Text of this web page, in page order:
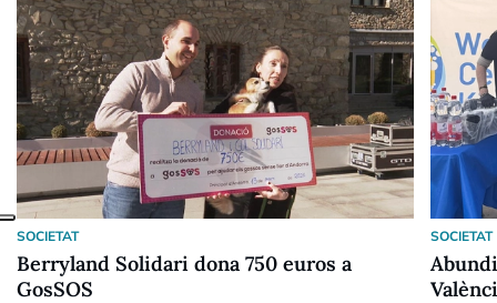
SOCIETAT
Berryland Solidari dona 750 euros a
GosSOS
SOCIETAT